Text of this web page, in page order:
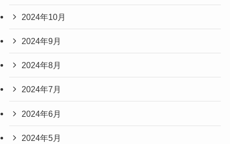
2024年10月
2024年9月
2024年8月
2024年7月
2024年6月
2024年5月